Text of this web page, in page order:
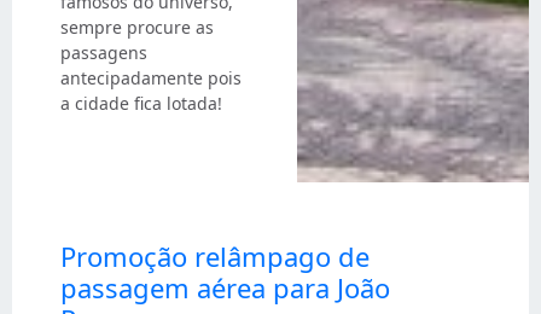
sempre procure as
passagens
antecipadamente pois
a cidade fica lotada!
Promoção relâmpago de
passagem aérea para João